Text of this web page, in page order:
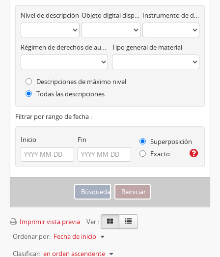
Nivel de descripción Objeto digital disponibles Instrumento de descripción
Régimen de derechos de autor Tipo general de material
Descripciones de máximo nivel
Todas las descripciones
Filtrar por rango de fecha :
Inicio Fin
Superposición
Exacto
Imprimir vista previa
Ver :
Ordenar por: Fecha de inicio
Clasificar: en orden ascendente